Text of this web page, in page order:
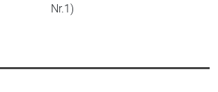
Nr.1)